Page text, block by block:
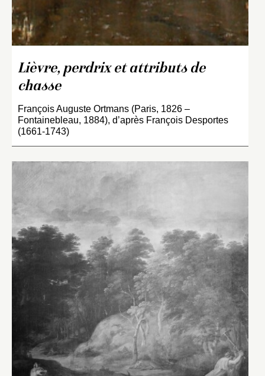
Lièvre, perdrix et attributs de
chasse
François Auguste Ortmans (Paris, 1826 –
Fontainebleau, 1884), d’après François Desportes
(1661-1743)